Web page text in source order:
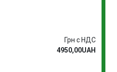
Грн с НДС
4950,00UAH